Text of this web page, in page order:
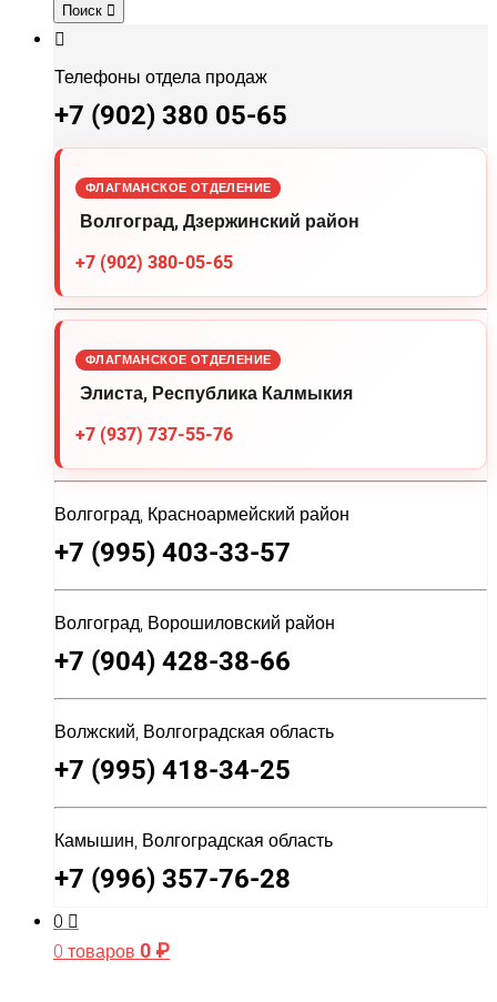
Поиск
Телефоны отдела продаж
+7 (902) 380 05-65
ФЛАГМАНСКОЕ ОТДЕЛЕНИЕ
Волгоград, Дзержинский район
+7 (902) 380-05-65
ФЛАГМАНСКОЕ ОТДЕЛЕНИЕ
Элиста, Республика Калмыкия
+7 (937) 737-55-76
Волгоград, Красноармейский район
+7 (995) 403-33-57
Волгоград, Ворошиловский район
+7 (904) 428-38-66
Волжский, Волгоградская область
+7 (995) 418-34-25
Камышин, Волгоградская область
+7 (996) 357-76-28
0
0 товаров 0 ₽